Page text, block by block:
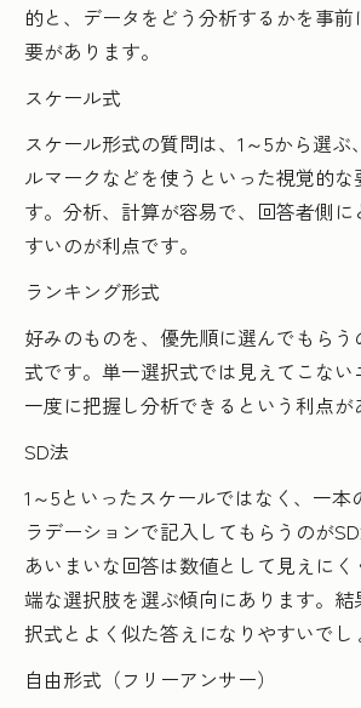
的と、データをどう分析するかを事
要があります。
スケール式
スケール形式の質問は、1～5から選ぶ
ルマークなどを使うといった視覚的
す。分析、計算が容易で、回答者側
すいのが利点です。
ランキング形式
好みのものを、優先順に選んでもら
式です。単一選択式では見えてこない
一度に把握し分析できるという利点が
SD法
1～5といったスケールではなく、一
ラデーションで記入してもらうのがSD
あいまいな回答は数値として見えに
端な選択肢を選ぶ傾向にあります。
択式とよく似た答えになりやすいでし
自由形式（フリーアンサー）